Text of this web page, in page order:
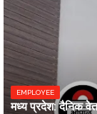
EMPLOYEE
मध्य प्रदेश: दैनिक